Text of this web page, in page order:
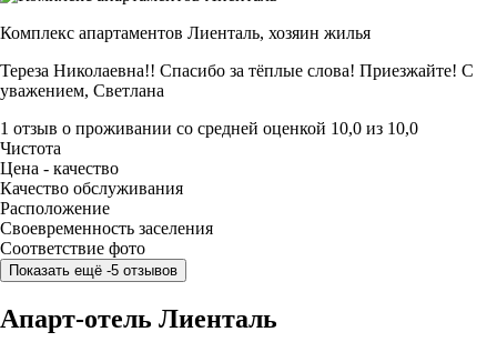
Комплекс апартаментов Лиенталь, хозяин жилья
Тереза Николаевна!! Спасибо за тёплые слова! Приезжайте! С
уважением, Светлана
1 отзыв о проживании со средней оценкой 10,0 из 10,0
Чистота
Цена - качество
Качество обслуживания
Расположение
Своевременность заселения
Соответствие фото
Показать ещё -5 отзывов
Апарт-отель Лиенталь